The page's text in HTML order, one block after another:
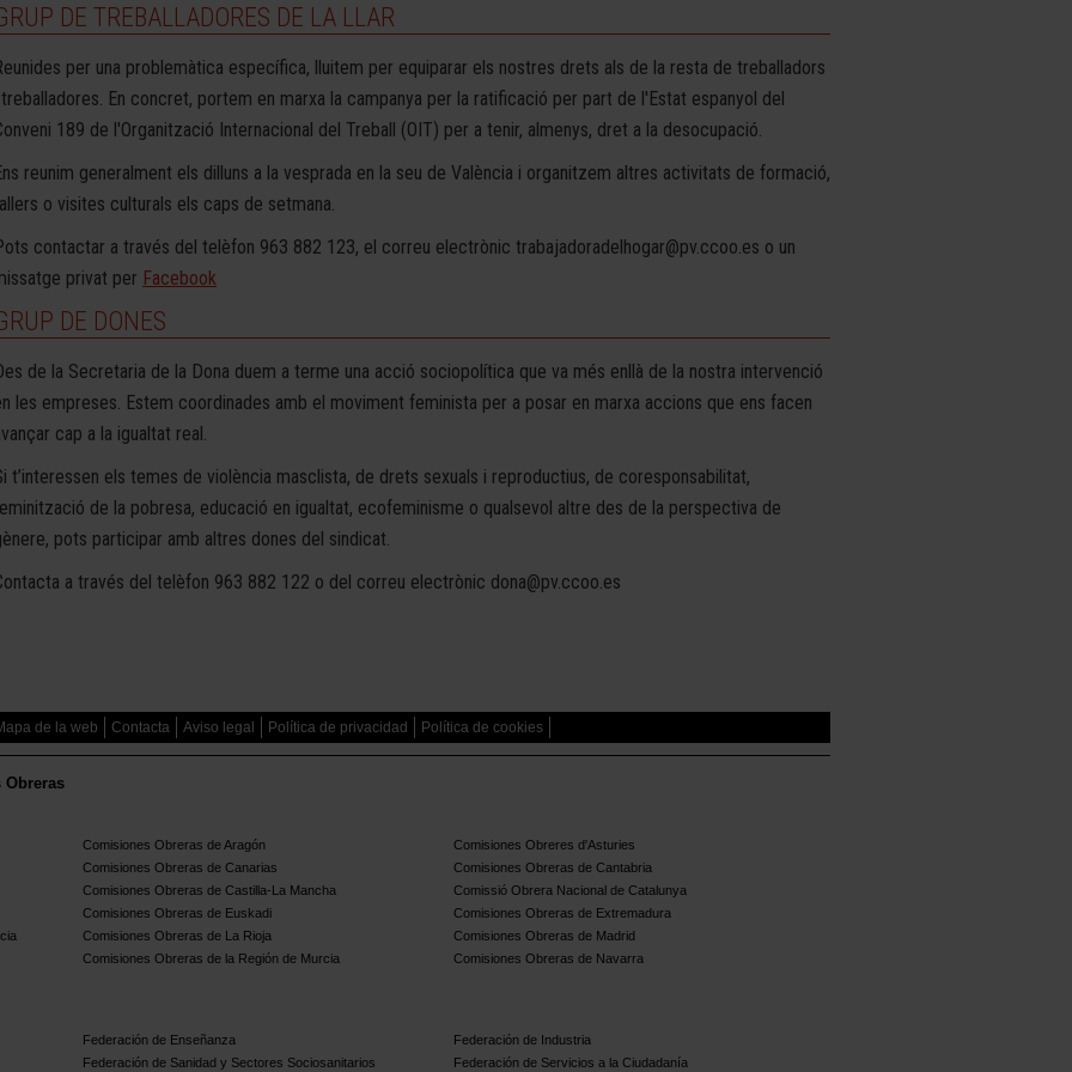
DE TREBALLADORES DE LA LLAR
per una problemàtica específica, lluitem per equiparar els nostres drets als de la resta de treballadors
En concret, portem en marxa la campanya per la ratificació per part de l'Estat espanyol del
189 de l'Organització Internacional del Treball (OIT) per a tenir, almenys, dret a la desocupació.
reunim generalment els dilluns a la vesprada en la seu de València i organitzem altres activitats de formació,
o visites culturals els caps de setmana.
contactar a través del telèfon 963 882 123, el correu electrònic trabajadoradelhogar@pv.ccoo.es o un
privat per Facebook
DE DONES
de la Secretaria de la Dona duem a terme una acció sociopolítica que va més enllà de la nostra intervenció
les empreses. Estem coordinades amb el moviment feminista per a posar en marxa accions que ens facen
cap a la igualtat real.
t’interessen els temes de violència masclista, de drets sexuals i reproductius, de coresponsabilitat,
de la pobresa, educació en igualtat, ecofeminisme o qualsevol altre des de la perspectiva de
pots participar amb altres dones del sindicat.
a través del telèfon 963 882 122 o del correu electrònic dona@pv.ccoo.es
de la web Contacta Aviso legal Política de privacidad Política de cookies
Obreras
Comisiones Obreras de Aragón
Comisiones Obreres d'Asturies
Comisiones Obreras de Canarias
Comisiones Obreras de Cantabria
Comisiones Obreras de Castilla-La Mancha
Comissió Obrera Nacional de Catalunya
Comisiones Obreras de Euskadi
Comisiones Obreras de Extremadura
Comisiones Obreras de La Rioja
Comisiones Obreras de Madrid
Comisiones Obreras de la Región de Murcia
Comisiones Obreras de Navarra
Federación de Enseñanza
Federación de Industria
Federación de Sanidad y Sectores Sociosanitarios
Federación de Servicios a la Ciudadanía